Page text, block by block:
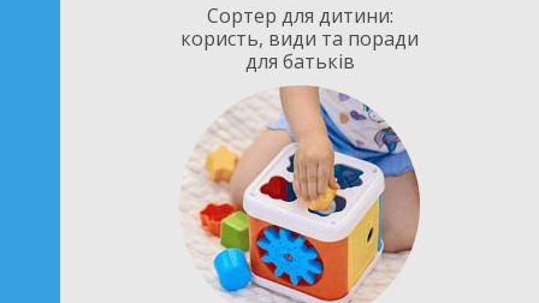
Сортер для дитини:
користь, види та поради
для батьків